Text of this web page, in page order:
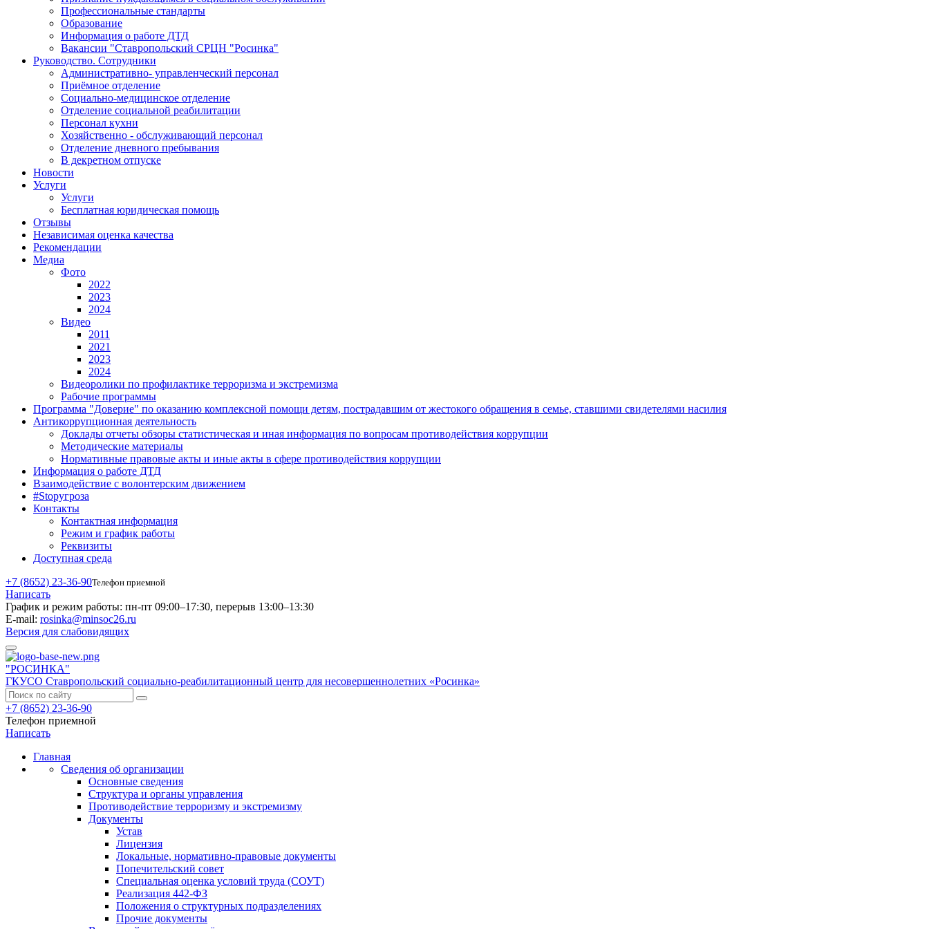
Профессиональные стандарты
Образование
Информация о работе ДТД
Вакансии "Ставропольский СРЦН "Росинка"
Руководство. Сотрудники
Административно- управленческий персонал
Приёмное отделение
Социально-медицинское отделение
Отделение социальной реабилитации
Персонал кухни
Хозяйственно - обслуживающий персонал
Отделение дневного пребывания
В декретном отпуске
Новости
Услуги
Услуги
Бесплатная юридическая помощь
Отзывы
Независимая оценка качества
Рекомендации
Медиа
Фото
2022
2023
2024
Видео
2011
2021
2023
2024
Видеоролики по профилактике терроризма и экстремизма
Рабочие программы
Программа "Доверие" по оказанию комплексной помощи детям, пострадавшим от жестокого обращения в семье, ставшими свидетелями насилия
Антикоррупционная деятельность
Доклады отчеты обзоры статистическая и иная информация по вопросам противодействия коррупции
Методические материалы
Нормативные правовые акты и иные акты в сфере противодействия коррупции
Информация о работе ДТД
Взаимодействие с волонтерским движением
#Stopугроза
Контакты
Контактная информация
Режим и график работы
Реквизиты
Доступная среда
+7 (8652) 23-36-90Телефон приемной
Написать
График и режим работы: пн-пт 09:00–17:30, перерыв 13:00–13:30
E-mail: rosinka@minsoc26.ru
Версия для слабовидящих
"РОСИНКА"
ГКУСО Ставропольский социально-реабилитационный центр для несовершеннолетних «Росинка»
+7 (8652) 23-36-90
Телефон приемной
Написать
Главная
Сведения об организации
Основные сведения
Структура и органы управления
Противодействие терроризму и экстремизму
Документы
Устав
Лицензия
Локальные, нормативно-правовые документы
Попечительский совет
Специальная оценка условий труда (СОУТ)
Реализация 442-ФЗ
Положения о структурных подразделениях
Прочие документы